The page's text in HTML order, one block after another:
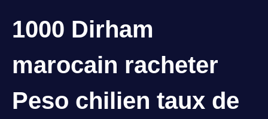
1000 Dirham
marocain racheter
Peso chilien taux de